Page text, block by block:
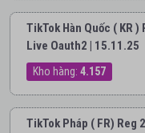
TikTok Hàn Quốc ( KR )
Live Oauth2 | 15.11.25
Kho hàng: 4.157
TikTok Pháp ( FR) Reg